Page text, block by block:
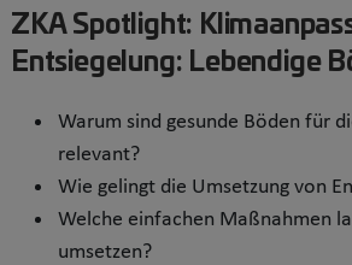
ZKA Spotlight:
Entsiegelung: Lebendige
Warum sind gesunde Böden für
relevant?
Wie gelingt die Umsetzung von
Welche einfachen Maßnahmen
umsetzen?